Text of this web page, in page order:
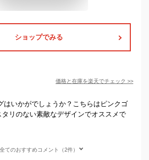
ショップでみる
価格と在庫を楽天でチェック >>
はいかがでしょうか？こちらはピンクゴ
リのない素敵なデザインでオススメで
全てのおすすめコメント（2件）